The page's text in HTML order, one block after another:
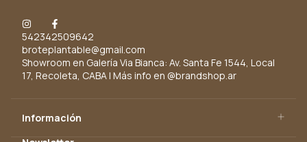
542342509642
broteplantable@gmail.com
Showroom en Galería Via Bianca: Av. Santa Fe 1544, Local
17, Recoleta, CABA | Más info en @brandshop.ar
Información